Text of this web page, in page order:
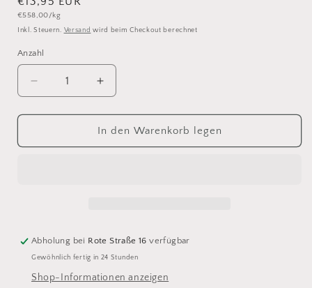
Preis
Grundpreis
€558,00/kg
Inkl. Steuern. Versand wird beim Checkout berechnet
Anzahl
Anzahl
Verringere
die
Menge
Lang
Erhöhe
die
Menge
für
Lang
In den Warenkorb legen
Abholung bei Rote Straße 16 verfügbar
Gewöhnlich fertig in 24 Stunden
Shop-Informationen anzeigen